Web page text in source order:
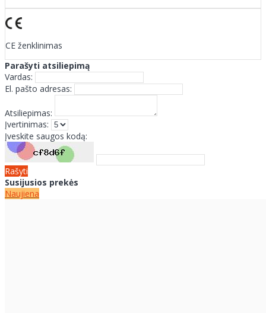
CE ženklinimas
Parašyti atsiliepimą
Vardas:
El. pašto adresas:
Atsiliepimas:
Įvertinimas:
Įveskite saugos kodą:
Rašyti
Susijusios prekės
Naujiena